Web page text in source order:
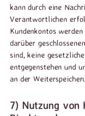
kann durch eine
Verantwortlichen
Kundenkontos
darüber
sind, keine
entgegenstehen und
an der
7) Nutzung von